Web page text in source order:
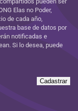
Elas no Poder,
de cada año,
base de datos por
notificadas e
Si lo desea, puede
Cadastrar